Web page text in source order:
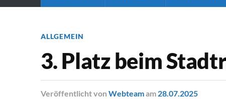
ALLGEMEIN
3. Platz beim
Veröffentlichtvon Webteamam 28.07.2025